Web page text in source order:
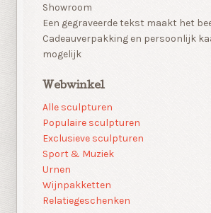
Showroom
Een gegraveerde tekst maakt het
Cadeauverpakking en persoonlijk
mogelijk
Webwinkel
Alle sculpturen
Populaire sculpturen
Exclusieve sculpturen
Sport & Muziek
Urnen
Wijnpakketten
Relatiegeschenken